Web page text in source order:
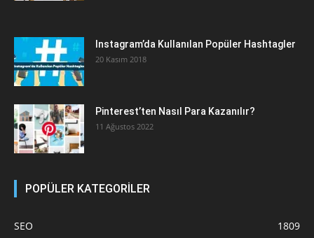
Instagram’da Kullanılan Popüler Hashtagler
20 Kasım 2018
Pinterest’ten Nasıl Para Kazanılır?
11 Ağustos 2022
POPÜLER KATEGORİLER
SEO
1809